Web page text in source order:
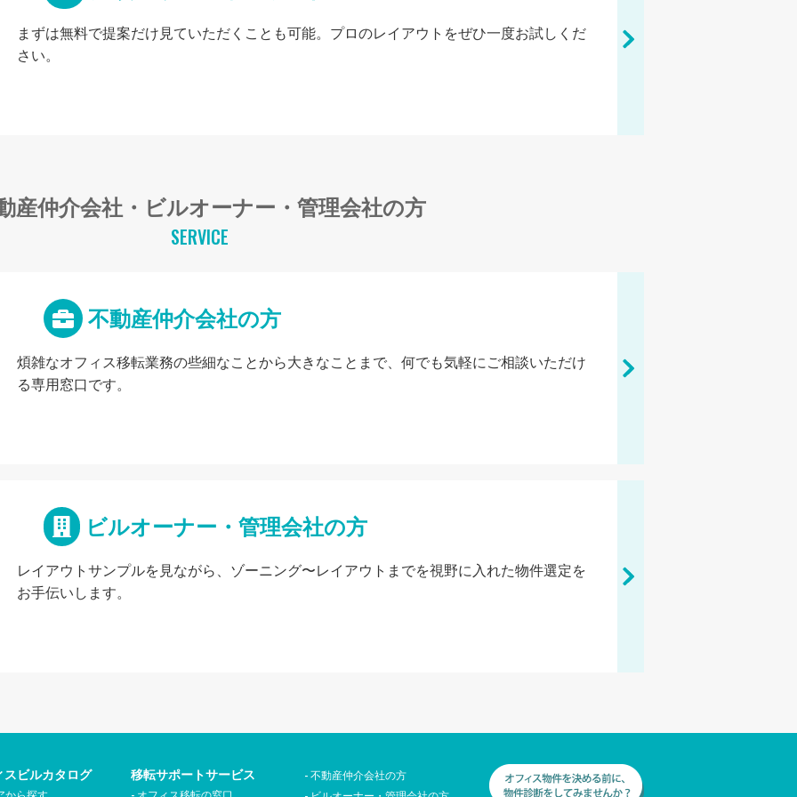
まずは無料で提案だけ見ていただくことも可能。プロのレイアウトをぜひ一度お試しくだ
さい。
産仲介会社・ビルオーナー・管理会社の方
SERVICE
不動産仲介会社の方
煩雑なオフィス移転業務の些細なことから大きなことまで、何でも気軽にご相談いただけ
る専用窓口です。
ビルオーナー・管理会社の方
レイアウトサンプルを見ながら、ゾーニング〜レイアウトまでを視野に入れた物件選定を
お手伝いします。
スビルカタログ 移転サポートサービス
不動産仲介会社の方